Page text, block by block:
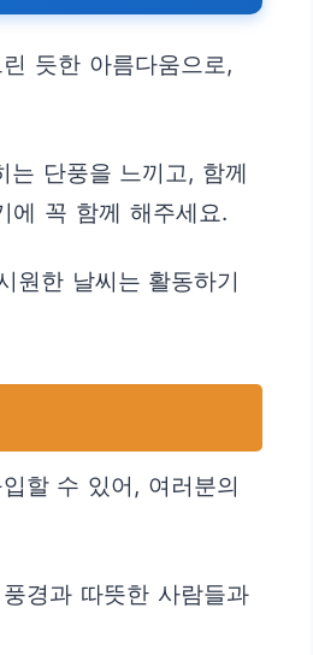
듯한 아름다움으로,
단풍을 느끼고, 함께
에 꼭 함께 해주세요.
원한 날씨는 활동하기
할 수 있어, 여러분의
경과 따뜻한 사람들과